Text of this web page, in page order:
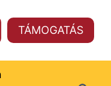
TÁMOGATÁS